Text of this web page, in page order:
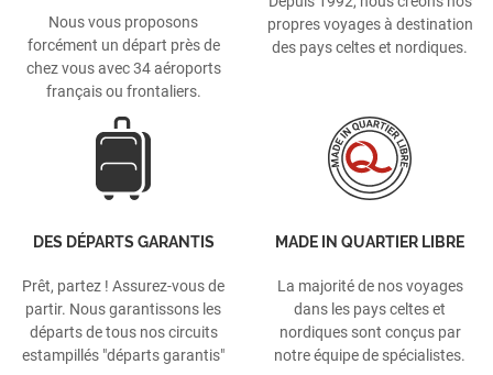
Nous vous proposons
forcément un départ près de
chez vous avec 34 aéroports
français ou frontaliers.
propres voyages à destination
des pays celtes et nordiques.
DES DÉPARTS GARANTIS
Prêt, partez ! Assurez-vous de
partir. Nous garantissons les
départs de tous nos circuits
estampillés "départs garantis"
MADE IN QUARTIER LIBRE
La majorité de nos voyages
dans les pays celtes et
nordiques sont conçus par
notre équipe de spécialistes.